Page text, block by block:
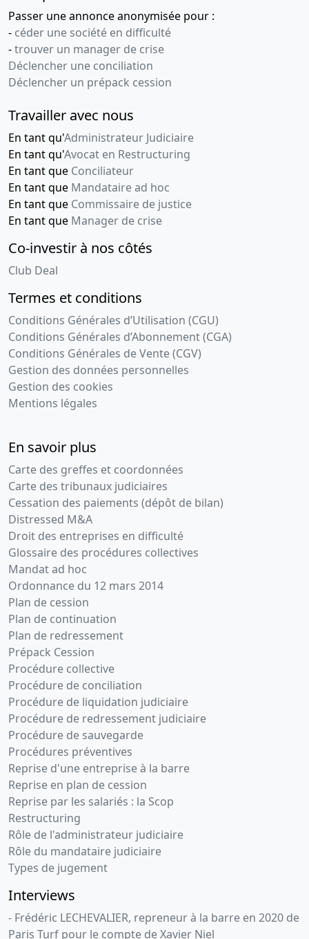
Passer une annonce anonymisée pour :
- céder une société en difficulté
-trouver un manager de crise
Déclencher une conciliation
Déclencher un prépack cession
Travailler avec nous
En tant qu'Administrateur Judiciaire
En tant qu'Avocat en Restructuring
En tant que Conciliateur
En tant que Mandataire ad hoc
En tant que Commissaire de justice
En tant que Manager de crise
Co-investir à nos côtés
Club Deal
Termes et conditions
Conditions Générales d’Utilisation (CGU)
Conditions Générales d’Abonnement (CGA)
Conditions Générales de Vente (CGV)
Gestion des données personnelles
Gestion des cookies
Mentions légales
En savoir plus
Carte des greffes et coordonnées
Carte des tribunaux judiciaires
Cessation des paiements (dépôt de bilan)
Distressed M&A
Droit des entreprises en difficulté
Glossaire des procédures collectives
Mandat ad hoc
Ordonnance du 12 mars 2014
Plan de cession
Plan de continuation
Plan de redressement
Prépack Cession
Procédure collective
Procédure de conciliation
Procédure de liquidation judiciaire
Procédure de redressement judiciaire
Procédure de sauvegarde
Procédures préventives
Reprise d'une entreprise à la barre
Reprise en plan de cession
Reprise par les salariés : la Scop
Restructuring
Rôle de l'administrateur judiciaire
Rôle du mandataire judiciaire
Types de jugement
Interviews
- Frédéric LECHEVALIER, repreneur à la barre en 2020 de
Paris Turf pour le compte de Xavier Niel